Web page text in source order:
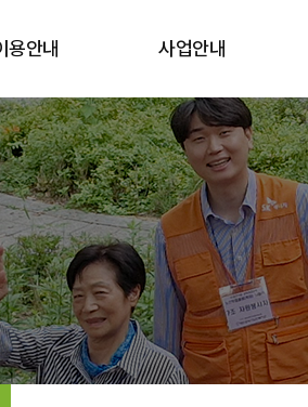
공고(~5. 28.) > 공지사항
용안내 사업안내